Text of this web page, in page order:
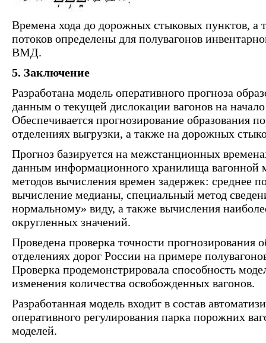
Времена хода до дорожных стыковых пунктов, а
потоков определены для полувагонов
ВМД.
5. Заключение
Разработана модель оперативного прогноза
данным о текущей дислокации вагонов на
Обеспечивается прогнозирование образования
отделениях выгрузки, а также на дорожных
Прогноз базируется на межстанционных
данным информационного хранилища вагонной
методов вычисления времен задержек: среднее
вычисление медианы, специальный метод
нормальному» виду, а также вычисления
округленных значений.
Проведена проверка точности прогнозирования
отделениях дорог России на примере
Проверка продемонстрировала способность
изменения количества освобожденных вагонов.
Разработанная модель входит в состав
оперативного регулирования парка порожних
моделей.